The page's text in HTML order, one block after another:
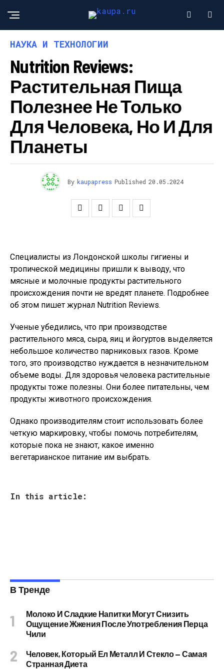
НАУКА И ТЕХНОЛОГИИ
Nutrition Reviews:
Растительная Пища
Полезнее Не Только
Для Человека, Но И Для
Планеты
By kaupapress Published 20.05.2024
Специалисты из Лондонской школы гигиены и
тропической медицины пришли к выводу, что
мясные и молочные продукты растительного
происхождения почти не вредят планете. Подробнее
об этом пишет журнал Nutrition Reviews.
Ученые убедились, что при производстве
растительного мяса, сыра, яиц и йогуртов выделяется
небольшое количество парниковых газов. Кроме
того, это производство нуждается в незначительном
объеме воды. Для здоровья человека растительные
продукты тоже полезны. Они более питательны, чем
продукты животного происхождения.
Однако производителям стоит использовать более
четкую маркировку, чтобы помочь потребителям,
которые пока не знают, какое именно
вегетарианское питание им выбрать.
In this article:
В Тренде
Молоко И Сладкие Напитки Могут Снизить
Ощущение Жжения После Употребления Перца
Чили
Человек, Который Ел Металл И Стекло — Самая
Странная Диета